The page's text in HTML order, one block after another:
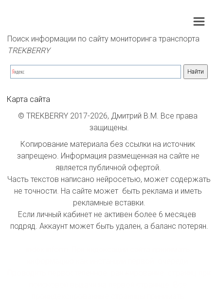
Поиск информации по сайту мониторинга транспорта
TREKBERRY
Карта сайта
© TREKBERRY 2017-2026, Дмитрий В.М. Все права
защищены.
Копирование материала без ссылки на источник
запрещено. Информация размещенная на сайте не
является публичной офертой.
Часть текстов написано нейросетью, может содержать
не точности. На сайте может  быть реклама и иметь
рекламные вставки.
Если личный кабинет не активен более 6 месяцев
подряд. Аккаунт может быть удален, а баланс потерян.